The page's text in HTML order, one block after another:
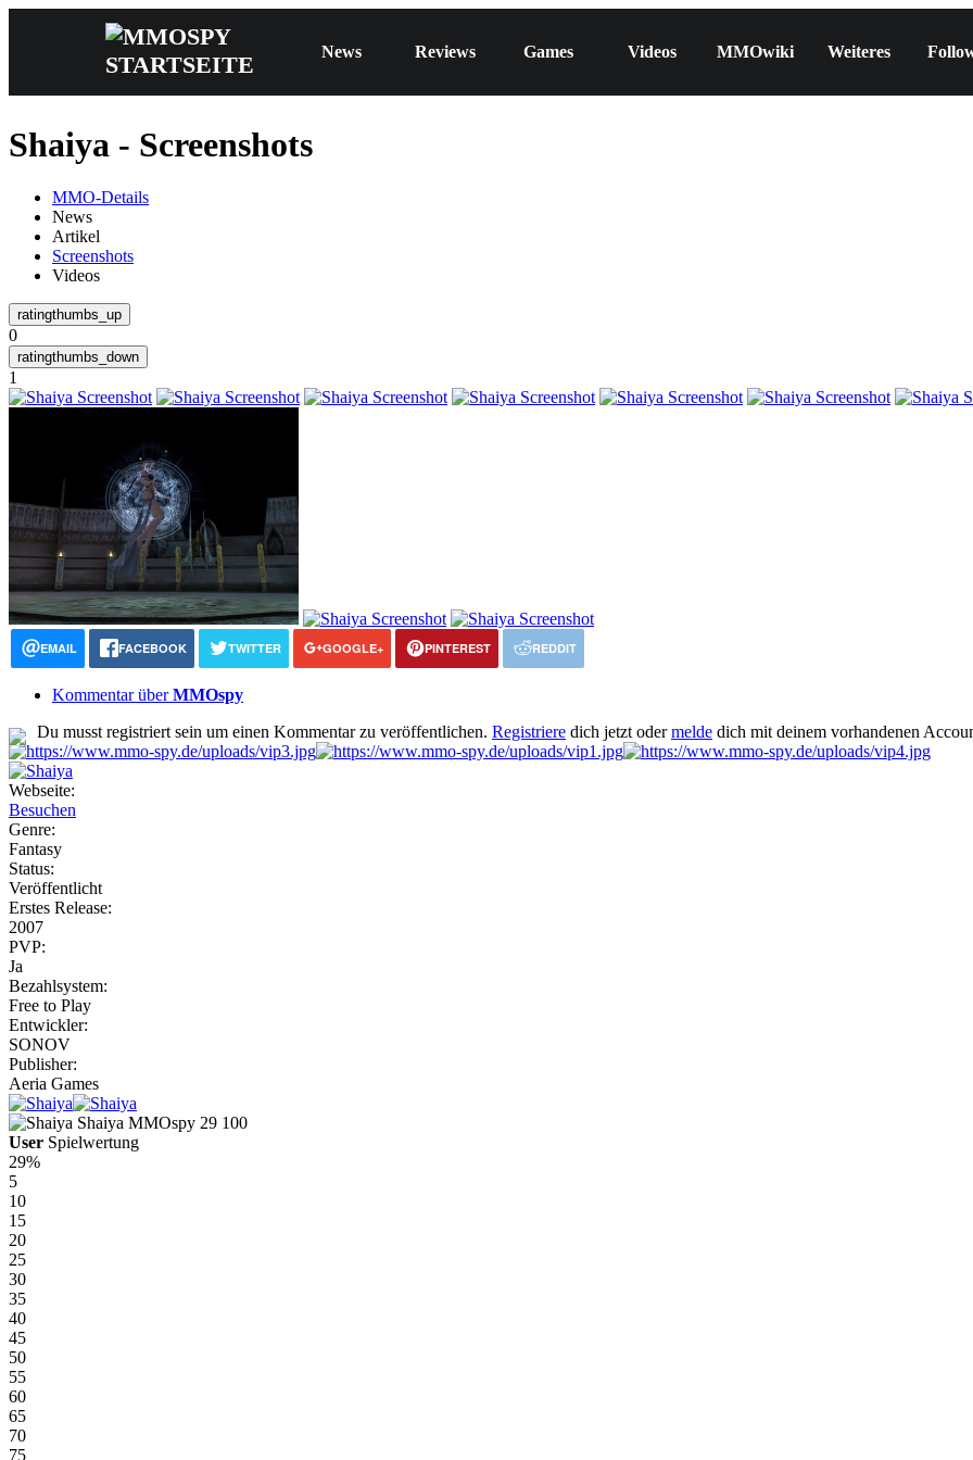
News Reviews Games Videos MMOwiki Weiteres
Shaiya - Screenshots
MMO-Details
News
Artikel
Screenshots
Videos
0
1
EMAIL FACEBOOK TWITTER GOOGLE+ PINTEREST REDDIT
Kommentar überMMOspy
Du musst registriert sein um einen Kommentar zu veröffentlichen. Registriere dich jetzt odermelde dich mit deinem vorhandenen
Webseite:
Besuchen
Genre:
Fantasy
Status:
Veröffentlicht
Erstes Release:
2007
PVP:
Ja
Bezahlsystem:
Free to Play
Entwickler:
SONOV
Publisher:
Aeria Games
Shaiya MMOspy 29 100
User Spielwertung
29%
5
10
15
20
25
30
35
40
45
50
55
60
65
70
75